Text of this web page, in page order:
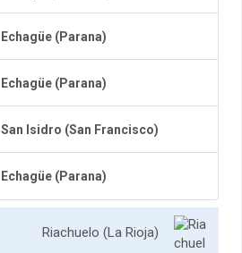
Echagüe (Parana)
Echagüe (Parana)
San Isidro (San Francisco)
Echagüe (Parana)
Riachuelo (La Rioja)